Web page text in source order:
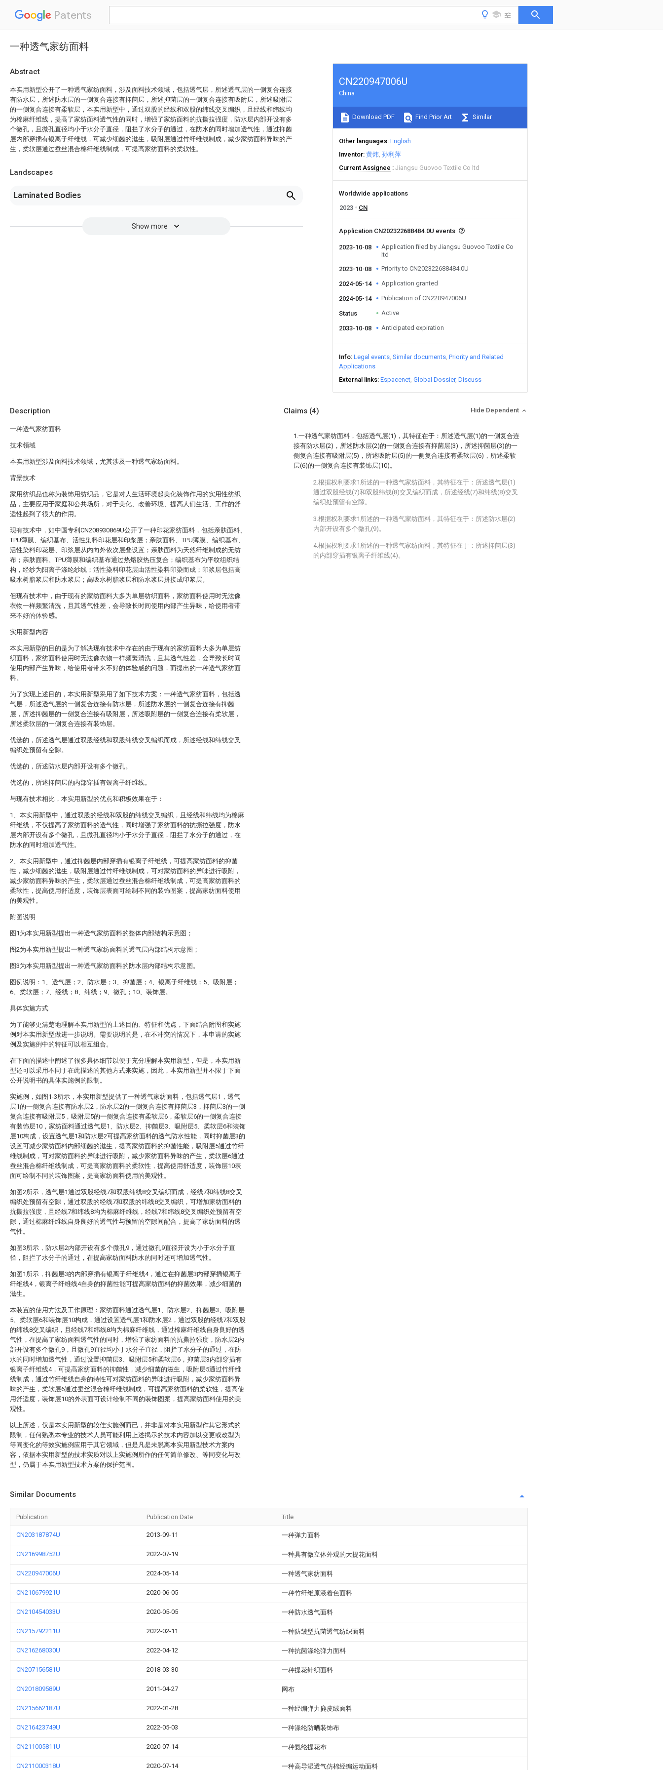
Patents
一种透气家纺面料
Abstract
本实用新型公开了一种透气家纺面料，涉及面料技术领域，包括透气层，所述透气层的一侧复合连接
有防水层，所述防水层的一侧复合连接有抑菌层，所述抑菌层的一侧复合连接有吸附层，所述吸附层
的一侧复合连接有柔软层，本实用新型中，通过双股的经线和双股的纬线交叉编织，且经线和纬线均
为棉麻纤维线，提高了家纺面料透气性的同时，增强了家纺面料的抗撕拉强度，防水层内部开设有多
个微孔，且微孔直径均小于水分子直径，阻拦了水分子的通过，在防水的同时增加透气性，通过抑菌
层内部穿插有银离子纤维线，可减少细菌的滋生，吸附层通过竹纤维线制成，减少家纺面料异味的产
生，柔软层通过蚕丝混合棉纤维线制成，可提高家纺面料的柔软性。
Landscapes
Laminated Bodies
Show more
CN220947006U
China
Download PDF Find Prior Art Similar
Other languages English
Inventor 黄炜 孙利萍
Current Assignee
Jiangsu Guovoo Textile Co ltd
Worldwide applications
2023
CN
Application CN202322688484.0U events
2023-10-08
Application filed by Jiangsu Guovoo Textile Co
ltd
2023-10-08
Priority to CN202322688484.0U
2024-05-14 Application granted
2024-05-14 Publication of CN220947006U
Status Active
2033-10-08 Anticipated expiration
Info Legal events Similar documents Priority and Related
Applications
External links Espacenet Global Dossier Discuss
Description
一种透气家纺面料
技术领域
本实用新型涉及面料技术领域，尤其涉及一种透气家纺面料。
背景技术
家用纺织品也称为装饰用纺织品，它是对人生活环境起美化装饰作用的实用性纺织
品，主要应用于家庭和公共场所，对于美化、改善环境、提高人们生活、工作的舒
适性起到了很大的作用。
现有技术中，如中国专利CN208930869U公开了一种印花家纺面料，包括亲肤面料、
TPU薄膜、编织基布、活性染料印花层和印浆层；亲肤面料、TPU薄膜、编织基布、
活性染料印花层、印浆层从内向外依次层叠设置；亲肤面料为天然纤维制成的无纺
布；亲肤面料、TPU薄膜和编织基布通过热熔胶热压复合；编织基布为平纹组织结
构，经纱为阳离子涤纶纱线；活性染料印花层由活性染料印染而成；印浆层包括高
吸水树脂浆层和防水浆层；高吸水树脂浆层和防水浆层拼接成印浆层。
但现有技术中，由于现有的家纺面料大多为单层纺织面料，家纺面料使用时无法像
衣物一样频繁清洗，且其透气性差，会导致长时间使用内部产生异味，给使用者带
来不好的体验感。
实用新型内容
本实用新型的目的是为了解决现有技术中存在的由于现有的家纺面料大多为单层纺
织面料，家纺面料使用时无法像衣物一样频繁清洗，且其透气性差，会导致长时间
使用内部产生异味，给使用者带来不好的体验感的问题，而提出的一种透气家纺面
料。
为了实现上述目的，本实用新型采用了如下技术方案：一种透气家纺面料，包括透
气层，所述透气层的一侧复合连接有防水层，所述防水层的一侧复合连接有抑菌
层，所述抑菌层的一侧复合连接有吸附层，所述吸附层的一侧复合连接有柔软层，
所述柔软层的一侧复合连接有装饰层。
优选的，所述透气层通过双股经线和双股纬线交叉编织而成，所述经线和纬线交叉
编织处预留有空隙。
优选的，所述防水层内部开设有多个微孔。
优选的，所述抑菌层的内部穿插有银离子纤维线。
与现有技术相比，本实用新型的优点和积极效果在于：
1、本实用新型中，通过双股的经线和双股的纬线交叉编织，且经线和纬线均为棉麻
纤维线，不仅提高了家纺面料的透气性，同时增强了家纺面料的抗撕拉强度，防水
层内部开设有多个微孔，且微孔直径均小于水分子直径，阻拦了水分子的通过，在
防水的同时增加透气性。
2、本实用新型中，通过抑菌层内部穿插有银离子纤维线，可提高家纺面料的抑菌
性，减少细菌的滋生，吸附层通过竹纤维线制成，可对家纺面料的异味进行吸附，
减少家纺面料异味的产生，柔软层通过蚕丝混合棉纤维线制成，可提高家纺面料的
柔软性，提高使用舒适度，装饰层表面可绘制不同的装饰图案，提高家纺面料使用
的美观性。
附图说明
图1为本实用新型提出一种透气家纺面料的整体内部结构示意图；
图2为本实用新型提出一种透气家纺面料的透气层内部结构示意图；
图3为本实用新型提出一种透气家纺面料的防水层内部结构示意图。
图例说明：1、透气层；2、防水层；3、抑菌层；4、银离子纤维线；5、吸附层；
6、柔软层；7、经线；8、纬线；9、微孔；10、装饰层。
具体实施方式
为了能够更清楚地理解本实用新型的上述目的、特征和优点，下面结合附图和实施
例对本实用新型做进一步说明。需要说明的是，在不冲突的情况下，本申请的实施
例及实施例中的特征可以相互组合。
在下面的描述中阐述了很多具体细节以便于充分理解本实用新型，但是，本实用新
型还可以采用不同于在此描述的其他方式来实施，因此，本实用新型并不限于下面
公开说明书的具体实施例的限制。
实施例，如图1-3所示，本实用新型提供了一种透气家纺面料，包括透气层1，透气
层1的一侧复合连接有防水层2，防水层2的一侧复合连接有抑菌层3，抑菌层3的一侧
复合连接有吸附层5，吸附层5的一侧复合连接有柔软层6，柔软层6的一侧复合连接
有装饰层10，家纺面料通过透气层1、防水层2、抑菌层3、吸附层5、柔软层6和装饰
层10构成，设置透气层1和防水层2可提高家纺面料的透气防水性能，同时抑菌层3的
设置可减少家纺面料内部细菌的滋生，提高家纺面料的抑菌性能，吸附层5通过竹纤
维线制成，可对家纺面料的异味进行吸附，减少家纺面料异味的产生，柔软层6通过
蚕丝混合棉纤维线制成，可提高家纺面料的柔软性，提高使用舒适度，装饰层10表
面可绘制不同的装饰图案，提高家纺面料使用的美观性。
如图2所示，透气层1通过双股经线7和双股纬线8交叉编织而成，经线7和纬线8交叉
编织处预留有空隙，通过双股的经线7和双股的纬线8交叉编织，可增加家纺面料的
抗撕拉强度，且经线7和纬线8均为棉麻纤维线，经线7和纬线8交叉编织处预留有空
隙，通过棉麻纤维线自身良好的透气性与预留的空隙间配合，提高了家纺面料的透
气性。
如图3所示，防水层2内部开设有多个微孔9，通过微孔9直径开设为小于水分子直
径，阻拦了水分子的通过，在提高家纺面料防水的同时还可增加透气性。
如图1所示，抑菌层3的内部穿插有银离子纤维线4，通过在抑菌层3内部穿插银离子
纤维线4，银离子纤维线4自身的抑菌性能可提高家纺面料的抑菌效果，减少细菌的
滋生。
本装置的使用方法及工作原理：家纺面料通过透气层1、防水层2、抑菌层3、吸附层
5、柔软层6和装饰层10构成，通过设置透气层1和防水层2，通过双股的经线7和双股
的纬线8交叉编织，且经线7和纬线8均为棉麻纤维线，通过棉麻纤维线自身良好的透
气性，在提高了家纺面料透气性的同时，增强了家纺面料的抗撕拉强度，防水层2内
部开设有多个微孔9，且微孔9直径均小于水分子直径，阻拦了水分子的通过，在防
水的同时增加透气性，通过设置抑菌层3、吸附层5和柔软层6，抑菌层3内部穿插有
银离子纤维线4，可提高家纺面料的抑菌性，减少细菌的滋生，吸附层5通过竹纤维
线制成，通过竹纤维线自身的特性可对家纺面料的异味进行吸附，减少家纺面料异
味的产生，柔软层6通过蚕丝混合棉纤维线制成，可提高家纺面料的柔软性，提高使
用舒适度，装饰层10的外表面可设计绘制不同的装饰图案，提高家纺面料使用的美
观性。
以上所述，仅是本实用新型的较佳实施例而已，并非是对本实用新型作其它形式的
限制，任何熟悉本专业的技术人员可能利用上述揭示的技术内容加以变更或改型为
等同变化的等效实施例应用于其它领域，但是凡是未脱离本实用新型技术方案内
容，依据本实用新型的技术实质对以上实施例所作的任何简单修改、等同变化与改
型，仍属于本实用新型技术方案的保护范围。
Claims (4) Hide Dependent
1.一种透气家纺面料，包括透气层(1)，其特征在于：所述透气层(1)的一侧复合连
接有防水层(2)，所述防水层(2)的一侧复合连接有抑菌层(3)，所述抑菌层(3)的一
侧复合连接有吸附层(5)，所述吸附层(5)的一侧复合连接有柔软层(6)，所述柔软
层(6)的一侧复合连接有装饰层(10)。
2.根据权利要求1所述的一种透气家纺面料，其特征在于：所述透气层(1)
通过双股经线(7)和双股纬线(8)交叉编织而成，所述经线(7)和纬线(8)交叉
编织处预留有空隙。
3.根据权利要求1所述的一种透气家纺面料，其特征在于：所述防水层(2)
内部开设有多个微孔(9)。
4.根据权利要求1所述的一种透气家纺面料，其特征在于：所述抑菌层(3)
的内部穿插有银离子纤维线(4)。
Similar Documents
Publication Publication Date Title
CN203187874U 2013-09-11 一种弹力面料
CN216998752U 2022-07-19 一种具有微立体外观的大提花面料
CN220947006U 2024-05-14 一种透气家纺面料
CN210679921U 2020-06-05 一种竹纤维原液着色面料
CN210454033U 2020-05-05 一种防水透气面料
CN215792211U 2022-02-11 一种防皱型抗菌透气纺织面料
CN216268030U 2022-04-12 一种抗菌涤纶弹力面料
CN207156581U 2018-03-30 一种提花针织面料
CN201809589U 2011-04-27 网布
CN215662187U 2022-01-28 一种经编弹力麂皮绒面料
CN216423749U 2022-05-03 一种涤纶防晒装饰布
CN211005811U 2020-07-14 一种氨纶提花布
CN211000318U 2020-07-14 一种高导湿透气仿棉经编运动面料